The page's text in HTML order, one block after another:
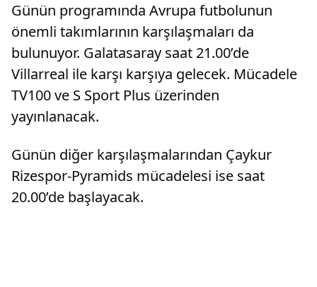
Günün programında Avrupa futbolunun
önemli takımlarının karşılaşmaları da
bulunuyor. Galatasaray saat 21.00’de
Villarreal ile karşı karşıya gelecek. Mücadele
TV100 ve S Sport Plus üzerinden
yayınlanacak.
Günün diğer karşılaşmalarından Çaykur
Rizespor-Pyramids mücadelesi ise saat
20.00’de başlayacak.